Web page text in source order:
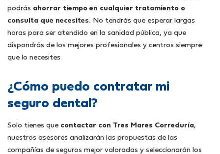
podrás ahorrar tiempo en cualquier tratamiento o
consulta que necesites. No tendrás que esperar largas
horas para ser atendido en la sanidad pública, ya que
dispondrás de los mejores profesionales y centros siempre
que lo necesites.
¿Cómo puedo contratar mi
seguro dental?
Solo tienes que contactar con Tres Mares Correduría,
nuestros asesores analizarán las propuestas de las
compañías de seguros mejor valoradas y seleccionarán los